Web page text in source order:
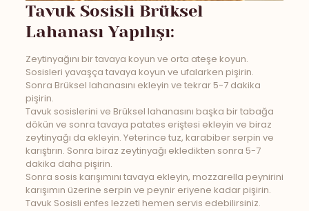
Tavuk Sosisli Brüksel
Lahanası Yapılışı:
Zeytinyağını bir tavaya koyun ve orta ateşe koyun.
Sosisleri yavaşça tavaya koyun ve ufalarken pişirin.
Sonra Brüksel lahanasını ekleyin ve tekrar 5-7 dakika
pişirin.
Tavuk sosislerini ve Brüksel lahanasını başka bir tabağa
dökün ve sonra tavaya patates eriştesi ekleyin ve biraz
zeytinyağı da ekleyin. Yeterince tuz, karabiber serpin ve
karıştırın. Sonra biraz zeytinyağı ekledikten sonra 5-7
dakika daha pişirin.
Sonra sosis karışımını tavaya ekleyin, mozzarella peynirini
karışımın üzerine serpin ve peynir eriyene kadar pişirin.
Tavuk Sosisli enfes lezzeti hemen servis edebilirsiniz.